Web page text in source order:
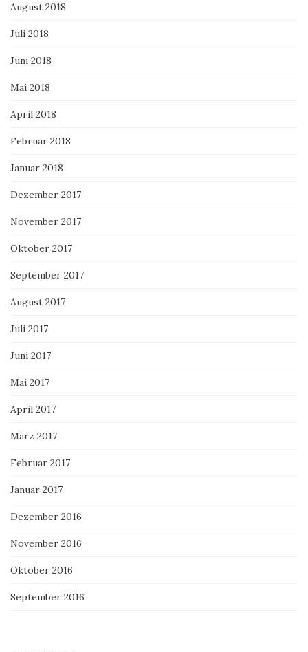
August 2018
Juli 2018
Juni 2018
Mai 2018
April 2018
Februar 2018
Januar 2018
Dezember 2017
November 2017
Oktober 2017
September 2017
August 2017
Juli 2017
Juni 2017
Mai 2017
April 2017
März 2017
Februar 2017
Januar 2017
Dezember 2016
November 2016
Oktober 2016
September 2016